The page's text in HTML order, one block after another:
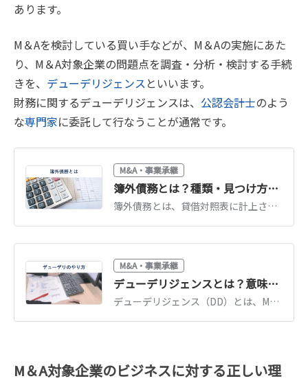
あります。
M＆Aを検討している買い手などが、M＆Aの実施にあた
り、M＆A対象企業の問題点を調査・分析・検討する手続
きを、 デューデリジェンスといいます。
財務に関するデューデリジェンスは、 公認会計士のよう
な専門家に委託して行なうことが通常です。
M&A・事業承継
簿外債務とは？種類・見つけ方・M&Aでのリスク対策を公認会計士が解説
簿外債務とは、貸借対照表に計上されていない債務（未払残業代・保証債務・退職給付等）です。発生原因と種類、DDでの見つけ方、M&Aでのリスク対策を解説します。
M&A・事業承継
デューデリジェンスとは？意味・種類・費用・流れをわかりやすく解説
デューデリジェンス（DD）とは、M&Aや投資の前に行う詳細調査です。財務・法務・ビジネスなどの種類、費用の相場、進め方と期間を公認会計士がわかりやすく解説します。
M＆A対象企業のビジネスに対する正しい理